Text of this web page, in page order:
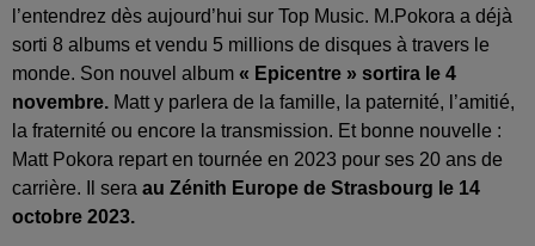
l’entendrez dès aujourd’hui sur Top Music. M.Pokora a déjà
sorti 8 albums et vendu 5 millions de disques à travers le
monde. Son nouvel album « Epicentre » sortira le 4
novembre. Matt y parlera de la famille, la paternité, l’amitié,
la fraternité ou encore la transmission. Et bonne nouvelle :
Matt Pokora repart en tournée en 2023 pour ses 20 ans de
carrière. Il sera au Zénith Europe de Strasbourg le 14
octobre 2023.